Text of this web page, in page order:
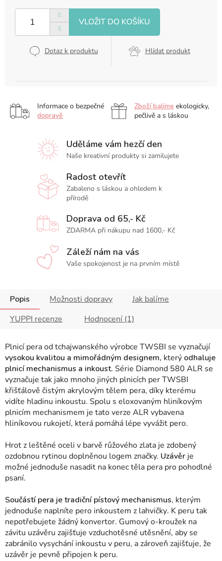
cena:
Dotaz k produktu Hlídat produkt
Informace o bezpečné
dopravě
Zboží balíme ekologicky,
pečlivě a s láskou
Uděláme vám hezčí den
Naše kreativní produkty si zamilujete
Radost otevřít
Zabaleno s láskou a ohledem k
přírodě
Doprava od 65,- Kč
ZDARMA při nákupu nad 1600,- Kč
Záleží nám na vás
Vaše spokojenost je na prvním místě
Popis Možnosti dopravy
Jak balíme
YUPPI recenze
Hodnocení (1)
Plnicí pera od tchajwanského výrobce TWSBI se vyznačují
vysokou kvalitou a mimořádným designem, který odhaluje
plnicí mechanismus a inkoust. Série Diamond 580 ALR se
vyznačuje tak jako mnoho jiných plnicích per TWSBI
křišťálově čistým akrylovým tělem pera, díky kterému
vidíte hladinu inkoustu. Spolu s eloxovaným hliníkovým
plnicím mechanismem je tato verze ALR vybavena
hliníkovou rukojetí, která pomáhá lépe vyvážit pero.
Hrot z leštěné oceli v barvě růžového zlata je zdobený
ozdobnou rytinou doplněnou logem značky. Uzávěr je
možné jednoduše nasadit na konec těla pera pro pohodlné
psaní.
Součástí pera je tradiční pístový mechanismus, kterým
jednoduše naplníte pero inkoustem z lahvičky. K peru tak
nepotřebujete žádný konvertor. Gumový o-kroužek na
závitu uzávěru zajišťuje vzduchotěsné utěsnění, aby se
zabránilo vysychání inkoustu v peru, a zároveň zajišťuje, že
uzávěr je pevně připojen k peru.